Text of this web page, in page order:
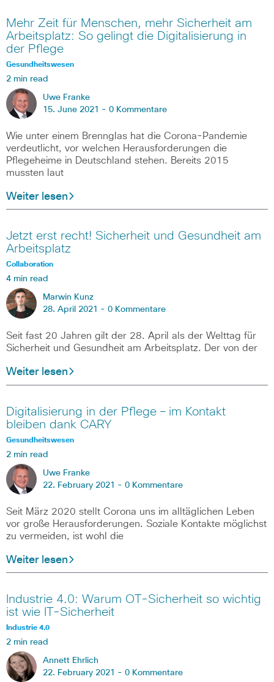
Mehr Zeit für Menschen, mehr Sicherheit am
Arbeitsplatz: So gelingt die Digitalisierung in
der Pflege
Gesundheitswesen
2 min read
Uwe Franke
15. June 2021 - 0 Kommentare
Wie unter einem Brennglas hat die Corona-Pandemie
verdeutlicht, vor welchen Herausforderungen die
Pflegeheime in Deutschland stehen. Bereits 2015
mussten laut
Weiter lesen
Jetzt erst recht! Sicherheit und Gesundheit am
Arbeitsplatz
Collaboration
4 min read
Marwin Kunz
28. April 2021 - 0 Kommentare
Seit fast 20 Jahren gilt der 28. April als der Welttag für
Sicherheit und Gesundheit am Arbeitsplatz. Der von der
Weiter lesen
Digitalisierung in der Pflege – im Kontakt
bleiben dank CARY
Gesundheitswesen
2 min read
Uwe Franke
22. February 2021 - 0 Kommentare
Seit März 2020 stellt Corona uns im alltäglichen Leben
vor große Herausforderungen. Soziale Kontakte möglichst
zu vermeiden, ist wohl die
Weiter lesen
Industrie 4.0: Warum OT-Sicherheit so wichtig
ist wie IT-Sicherheit
Industrie 4.0
2 min read
Annett Ehrlich
22. February 2021 - 0 Kommentare